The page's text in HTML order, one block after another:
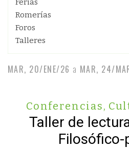
Ferias
Romerías
Foros
Talleres
MAR, 20/ENE/26 a MAR, 24/
Conferencias,
Taller de
Filosófico-